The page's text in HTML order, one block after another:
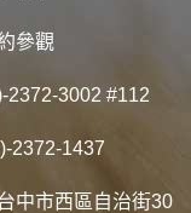
參觀
2372-3002 #112
2372-1437
中市西區自治街30